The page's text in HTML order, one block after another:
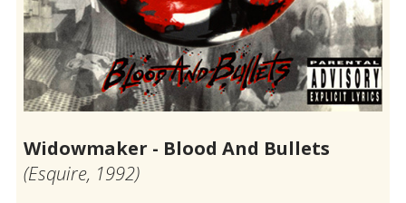
Widowmaker - Blood And Bullets
(Esquire, 1992)